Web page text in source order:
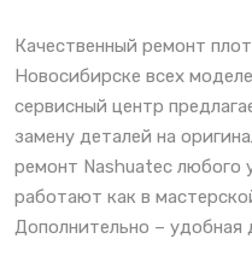
Качественный ремонт
Новосибирске всех
сервисный центр
замену деталей на
ремонт Nashuatec любого
работают как в
Дополнительно – удобная